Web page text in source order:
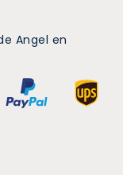
Angel en